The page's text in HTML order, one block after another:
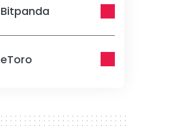
Bitpanda
eToro